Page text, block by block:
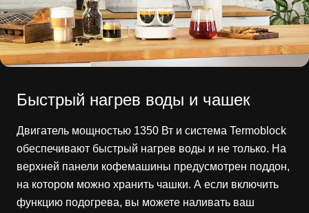
Быстрый нагрев воды и чашек
Двигатель мощностью 1350 Вт и система Termoblock
обеспечивают быстрый нагрев воды и не только. На
верхней панели кофемашины предусмотрен поддон,
на котором можно хранить чашки. А если включить
функцию подогрева, вы можете наливать ваш